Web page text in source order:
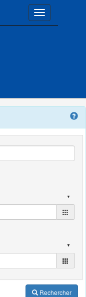
Toggle
Rechercher